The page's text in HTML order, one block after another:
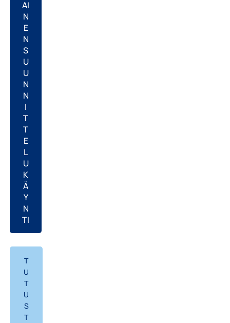
AI
N
E
N
S
U
U
N
N
I
T
T
E
L
U
K
Ä
Y
N
TI
T
U
T
U
S
T